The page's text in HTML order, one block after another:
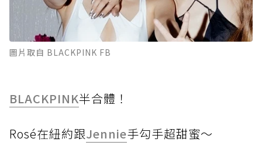
圖片取自 BLACKPINK FB
BLACKPINK半合體！
Rosé在紐約跟Jennie手勾手超甜蜜～